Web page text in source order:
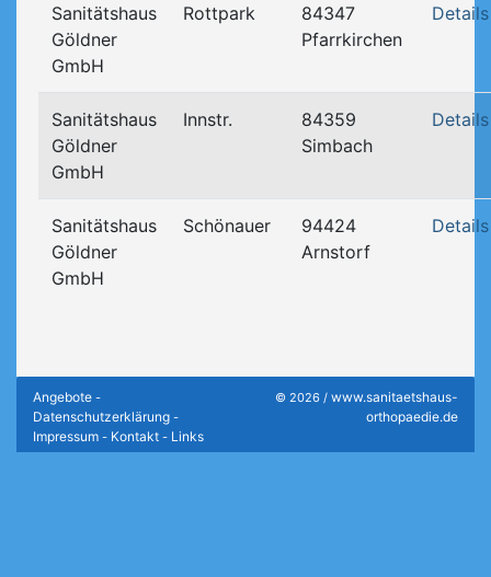
Sanitätshaus
Göldner
GmbH
Rottpark
84347
Pfarrkirchen
Details
Sanitätshaus
Göldner
GmbH
Innstr.
84359
Simbach
Details
Sanitätshaus
Göldner
GmbH
Schönauer
94424
Arnstorf
Details
Angebote -
Datenschutzerklärung -
Impressum - Kontakt - Links
© 2026 / www.sanitaetshaus-
orthopaedie.de